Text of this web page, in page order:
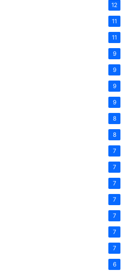
12
11
11
9
9
9
9
8
8
7
7
7
7
7
7
7
6